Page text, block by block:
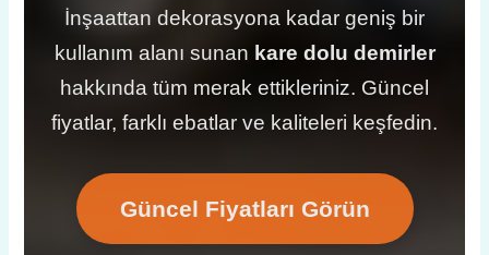
İnşaattan dekorasyona kadar geniş bir
kullanım alanı sunan kare dolu demirler
hakkında tüm merak ettikleriniz. Güncel
fiyatlar, farklı ebatlar ve kaliteleri keşfedin.
Güncel Fiyatları Görün